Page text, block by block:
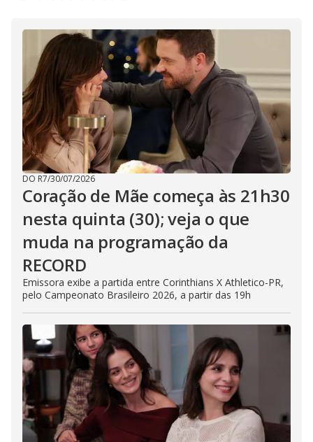
d
e
o
DO R7/30/07/2026
Coração de Mãe começa às 21h30
nesta quinta (30); veja o que
muda na programação da
RECORD
Emissora exibe a partida entre Corinthians X Athletico-PR,
pelo Campeonato Brasileiro 2026, a partir das 19h